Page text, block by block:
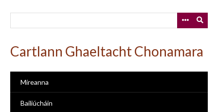
Cartlann Ghaeltacht Chonamara
Míreanna
Bailiúcháin